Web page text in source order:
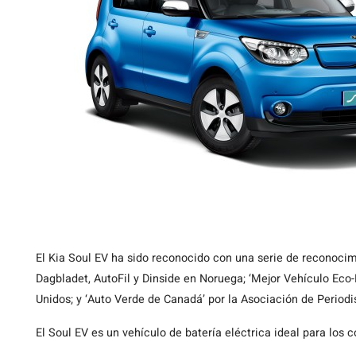
El Kia Soul EV ha sido reconocido con una serie de
Dagbladet, AutoFil y Dinside en Noruega; ‘Mejor Vehículo
Unidos; y ‘Auto Verde de Canadá’ por la Asociación de
El Soul EV es un vehículo de batería eléctrica ideal para los